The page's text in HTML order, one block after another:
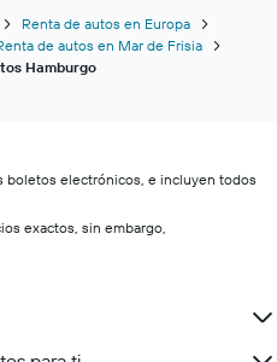
Renta de autos en Europa
de autos en Mar de Frisia
Hamburgo
boletos electrónicos, e incluyen todos
exactos, sin embargo,